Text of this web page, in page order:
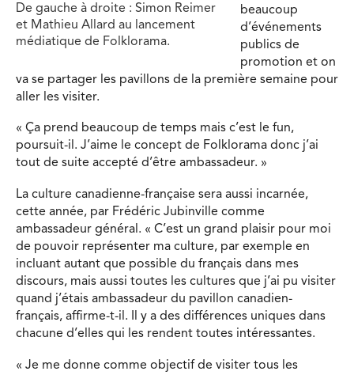
De gauche à droite : Simon Reimer
et Mathieu Allard au lancement
médiatique de Folklorama.
beaucoup
d’événements
publics de
promotion et on
va se partager les pavillons de la première semaine pour
aller les visiter.
« Ça prend beaucoup de temps mais c’est le fun,
poursuit-il. J’aime le concept de Folklorama donc j’ai
tout de suite accepté d’être ambassadeur. »
La culture canadienne-française sera aussi incarnée,
cette année, par Frédéric Jubinville comme
ambassadeur général. « C’est un grand plaisir pour moi
de pouvoir représenter ma culture, par exemple en
incluant autant que possible du français dans mes
discours, mais aussi toutes les cultures que j’ai pu visiter
quand j’étais ambassadeur du pavillon canadien-
français, affirme-t-il. Il y a des différences uniques dans
chacune d’elles qui les rendent toutes intéressantes.
« Je me donne comme objectif de visiter tous les